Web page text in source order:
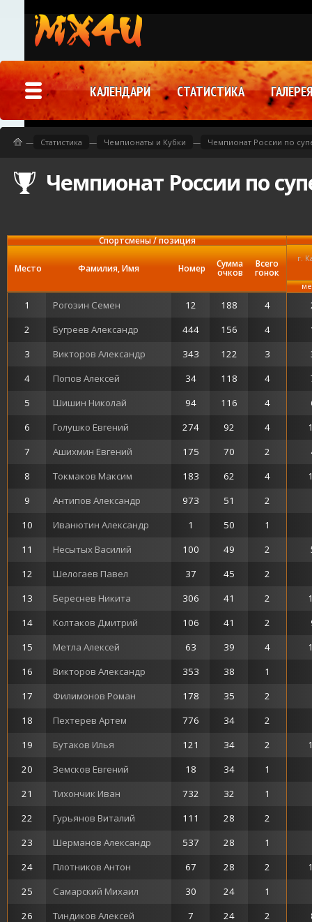
Чемпионат России по
Спортсмены / позиция
Место Фамилия, Имя Номер Сумма
очков
Всего
гонок
1 Рогозин Семен 12 188
4
2
Бугреев Александр 444 156
4
3
Викторов Александр 343 122
3
4
Попов Алексей 34 118
4
5
Шишин Николай 94 116
4
6
Голушко Евгений 274 92
4
7
Ашихмин Евгений 175 70
2
8
Токмаков Максим 183 62
4
9
Антипов Александр 973 51
2
10
Иванютин Александр 1 50
1
11
Несытых Василий 100 49
2
12
Шелогаев Павел 37 45
2
13
Береснев Никита 306 41
2
14
Колтаков Дмитрий 106 41
2
15
Метла Алексей 63 39
4
16
Викторов Александр 353 38
1
17
Филимонов Роман 178 35
2
18
Пехтерев Артем 776 34
2
19
Бутаков Илья 121 34
2
20
Земсков Евгений 18 34
1
21
Тихончик Иван 732 32
1
22
Гурьянов Виталий 111 28
2
23
Шерманов Александр 537 28
1
24
Плотников Антон 67 28
2
25
Самарский Михаил 30 24
1
26
Тиндиков Алексей 7 24
2
г.
— Статистика — Чемпионаты и Кубки — Чемпионат России по
КАЛЕНДАРИ СТАТИСТИКА ГАЛЕРЕЯ